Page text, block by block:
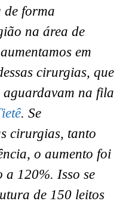
de forma
na área de
em
cirurgias, que
aguardavam na fila
. Se
cirurgias, tanto
o aumento foi
a 120%. Isso se
de 150 leitos